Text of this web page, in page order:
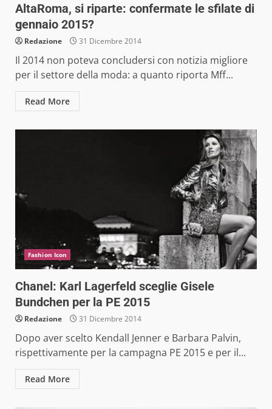
AltaRoma, si riparte: confermate le sfilate di
gennaio 2015?
Redazione 31 Dicembre 2014
Il 2014 non poteva concludersi con notizia migliore
per il settore della moda: a quanto riporta Mff...
Read More
Fashion Icon
Chanel: Karl Lagerfeld sceglie Gisele
Bundchen per la PE 2015
Redazione 31 Dicembre 2014
Dopo aver scelto Kendall Jenner e Barbara Palvin,
rispettivamente per la campagna PE 2015 e per il...
Read More